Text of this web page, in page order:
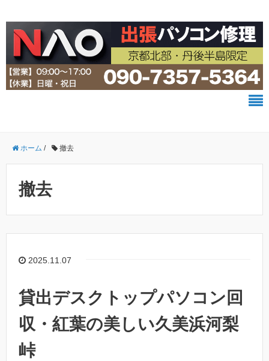
ホーム / 撤去
撤去
2025.11.07
貸出デスクトップパソコン回
収・紅葉の美しい久美浜河梨
峠